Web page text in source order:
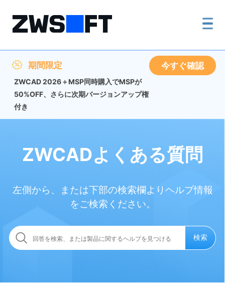
期間限定
ZWCAD 2026＋MSP同時購入でMSPが
50%OFF、さらに次期バージョンアップ権
付き
今すぐ確認
ZWCADよくある質問
左側から、または下部の検索欄よりヘルプ情報
をご検索ください。
検索